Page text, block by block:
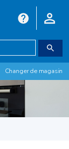
Changer de magasin